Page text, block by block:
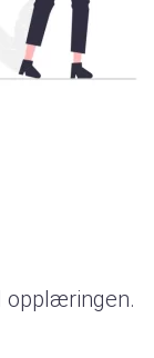
opplæringen.